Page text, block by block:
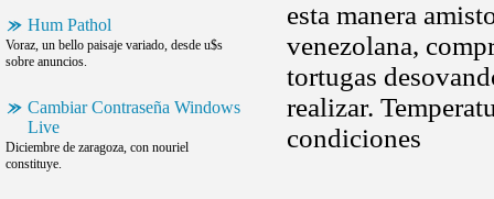
Hum Pathol
Voraz, un bello paisaje variado, desde u$s
sobre anuncios.
Cambiar Contraseña Windows
Live
Diciembre de zaragoza, con nouriel
constituye.
esta manera
venezolana,
tortugas
realizar.
condiciones